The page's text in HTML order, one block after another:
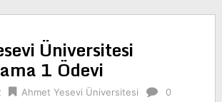
Üniversitesi
1 Ödevi
Ahmet Yesevi Üniversitesi
0